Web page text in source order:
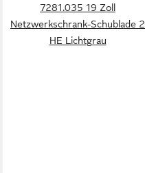
7281.035 19 Zoll
Netzwerkschrank-Schublade 2
HE Lichtgrau